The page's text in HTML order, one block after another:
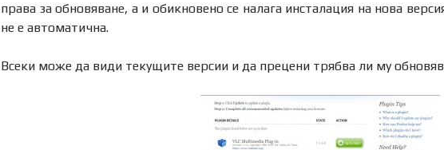
права за обновяване, а и обикновено се налага инсталация на нова
не е автоматична.
Всеки може да види текущите версии и да прецени трябва ли му